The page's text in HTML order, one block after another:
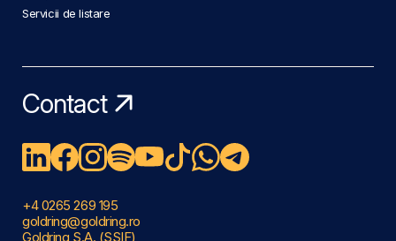
Servicii de listare
Contact
+4 0265 269 195
goldring@goldring.ro
Goldring S.A. (SSIF)